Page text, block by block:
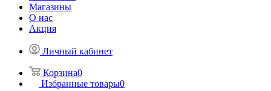
Магазины
О нас
Акция
Личный кабинет
Корзина0
Избранные товары0